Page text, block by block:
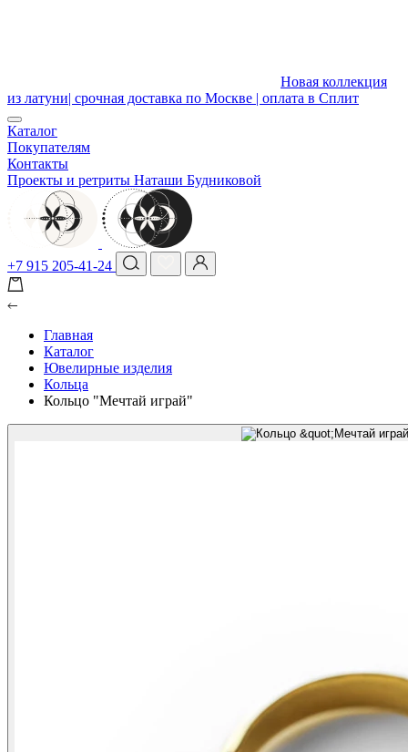
Новая коллекция
из латуни| срочная доставка по Москве | оплата в Сплит
Каталог
Покупателям
Контакты
Проекты и ретриты Наташи Будниковой
+7 915 205-41-24
Главная
Каталог
Ювелирные изделия
Кольца
Кольцо "Мечтай играй"